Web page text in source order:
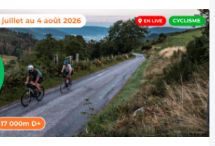
dû faire preuve d'une gestion de l'effort
chaque erreur d'alimentation ou de
Cet article décrypte les données réelles de
d'abandon et vous permet de revivre la
grâce au replay de notre système de live